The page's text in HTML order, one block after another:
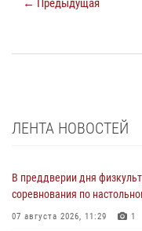
← Предыдущая
ЛЕНТА НОВОСТЕЙ
В преддверии дня
соревнования по
07 августа 2026, 11:29 1